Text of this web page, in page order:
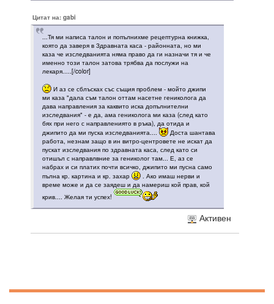
Цитат на: gabi
...Тя ми написа талон и попълнихме рецептурна книжка,
която да заверя в Здравната каса - районната, но ми
каза че изследванията няма право да ги назначи тя и че
именно този талон затова трябва да послужи на
лекаря.....[/color]
И аз се сблъсках със същия проблем - мойто джипи
ми каза "дала съм талон оттам насетне гениколога да
дава направления за каквито иска допълнителни
изследвания" - е да, ама гениколога ми каза (след като
бях при него с направлениято в ръка), да отида и
джипито да ми пуска изследванията....
Доста шантава
работа, незнам защо в ин витро-центровете не искат да
пускат изследвания по здравната каса, след като си
отишъл с направлвние за гениколог там... Е, аз се
набрах и си платих почти всичко, джипито ми пусна само
пълна кр. картина и кр. захар
. Ако имаш нерви и
време може и да се заядеш и да намериш кой прав, кой
крив.... Желая ти успех!
Активен